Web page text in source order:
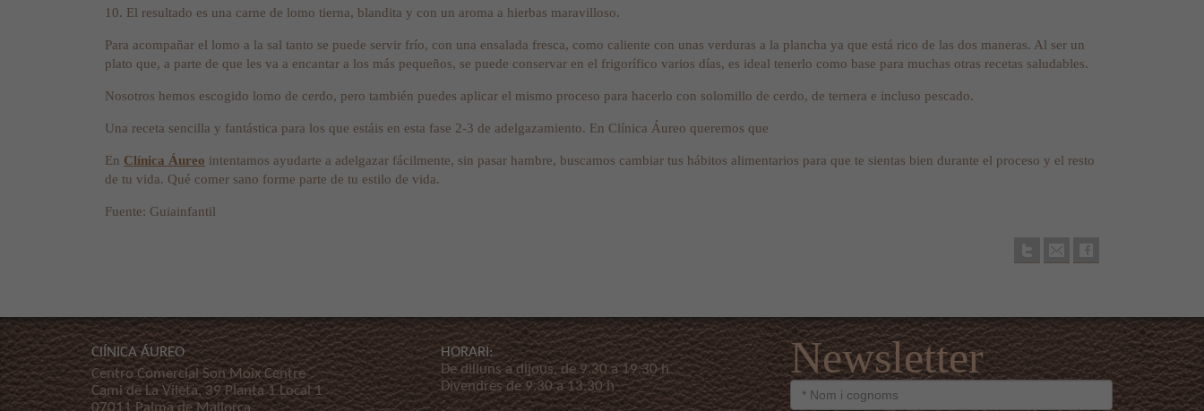
10. El resultado es una carne de lomo tierna, blandita y con un aroma a hierbas maravilloso.
Para acompañar el lomo a la sal tanto se puede servir frío, con una ensalada fresca, como caliente con unas verduras a la plancha ya que está rico de las dos maneras. Al ser un
plato que, a parte de que les va a encantar a los más pequeños, se puede conservar en el frigorífico varios días, es ideal tenerlo como base para muchas otras recetas saludables.
Nosotros hemos escogido lomo de cerdo, pero también puedes aplicar el mismo proceso para hacerlo con solomillo de cerdo, de ternera e incluso pescado.
Una receta sencilla y fantástica para los que estáis en esta fase 2-3 de adelgazamiento. En Clínica Áureo queremos que
En Clínica Áureo intentamos ayudarte a adelgazar fácilmente, sin pasar hambre, buscamos cambiar tus hábitos alimentarios para que te sientas bien durante el proceso y el resto
de tu vida. Qué comer sano forme parte de tu estilo de vida.
Fuente: Guiainfantil
ClÍNICA ÁUREO
Centro Comercial Son Moix Centre
Cami de La Vileta, 39 Planta 1 Local 1
07011 Palma de Mallorca
HORARI:
De dilluns a dijous, de 9.30 a 19.30 h
Divendres de 9.30 a 13.30 h
Newsletter